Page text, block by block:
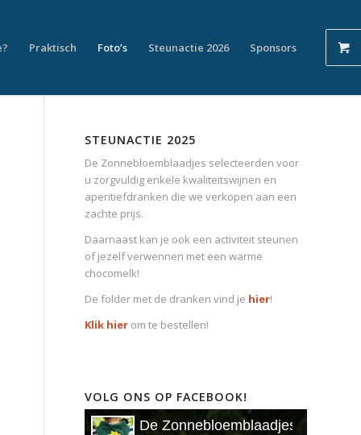
Praktisch Foto’s Steunactie 2026 Sponsors
STEUNACTIE 2025
De Zonnebloemblaadjes selecteerden voor
u zorgvuldig enkele kwaliteitswijnen en
aperitiefdranken die we verkopen aan een
zachte prijs.
Daarnaast kan je ook een activiteit steunen
of jezelf verwennen met een warme
chocomelk!
De folder met de dranken vind je hier!
Klik hier om te bestellen!
VOLG ONS OP FACEBOOK!
De Zonnebloemblaadjes vzw